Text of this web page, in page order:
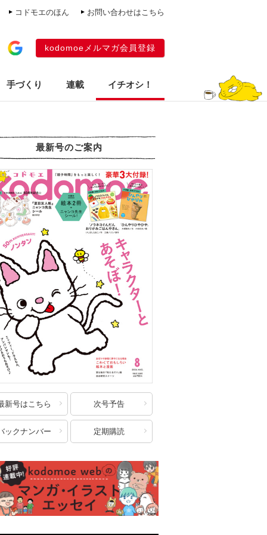
コドモエのほん お問い合わせはこちら
kodomoeメルマガ会員登録
手づくり 連載 イチオシ！
最新号のご案内
新号はこちら 次号予告
ックナンバー 定期購読